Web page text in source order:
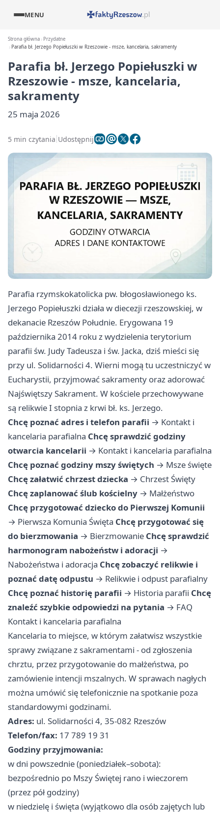
MENU
Strona główna
Przydatne
Parafia bł. Jerzego Popiełuszki w Rzeszowie - msze, kancelaria, sakramenty
Parafia bł. Jerzego Popiełuszki w
Rzeszowie - msze, kancelaria,
sakramenty
25 maja 2026
5 min czytania Udostępnij
Parafia rzymskokatolicka pw. błogosławionego ks.
Jerzego Popiełuszki działa w diecezji rzeszowskiej, w
dekanacie Rzeszów Południe. Erygowana 19
października 2014 roku z wydzielenia terytorium
parafii św. Judy Tadeusza i św. Jacka, dziś mieści się
przy ul. Solidarności 4. Wierni mogą tu uczestniczyć w
Eucharystii, przyjmować sakramenty oraz adorować
Najświętszy Sakrament. W kościele przechowywane
są relikwie I stopnia z krwi bł. ks. Jerzego.
Chcę poznać adres i telefon parafii → Kontakt i
kancelaria parafialna Chcę sprawdzić godziny
otwarcia kancelarii → Kontakt i kancelaria parafialna
Chcę poznać godziny mszy świętych → Msze święte
Chcę załatwić chrzest dziecka → Chrzest Święty
Chcę zaplanować ślub kościelny → Małżeństwo
Chcę przygotować dziecko do Pierwszej Komunii
→ Pierwsza Komunia Święta Chcę przygotować się
do bierzmowania → Bierzmowanie Chcę sprawdzić
harmonogram nabożeństw i adoracji →
Nabożeństwa i adoracja Chcę zobaczyć relikwie i
poznać datę odpustu → Relikwie i odpust parafialny
Chcę poznać historię parafii → Historia parafii Chcę
znaleźć szybkie odpowiedzi na pytania → FAQ
Kontakt i kancelaria parafialna
Kancelaria to miejsce, w którym załatwisz wszystkie
sprawy związane z sakramentami - od zgłoszenia
chrztu, przez przygotowanie do małżeństwa, po
zamówienie intencji mszalnych. W sprawach nagłych
można umówić się telefonicznie na spotkanie poza
standardowymi godzinami.
Adres: ul. Solidarności 4, 35-082 Rzeszów
Telefon/fax: 17 789 19 31
Godziny przyjmowania:
w dni powszednie (poniedziałek–sobota):
bezpośrednio po Mszy Świętej rano i wieczorem
(przez pół godziny)
w niedzielę i święta (wyjątkowo dla osób zajętych lub